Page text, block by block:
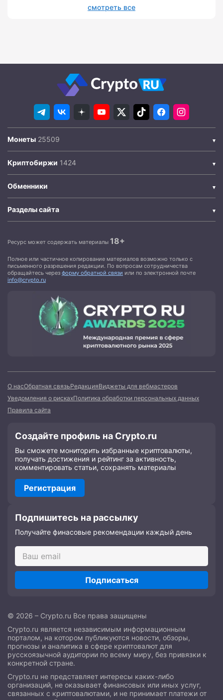
смотреть все
Монеты
Криптобиржи
Обменники
Разделы сайта
Ресурс может содержать материалы 18+
Полное или частичное копирование материалов возможно только с
письменного разрешения редакции. По вопросам сотрудничества
обращайтесь через форму обратной связи или по электронной почте
info@crypto.ru
О насОбратная связьРедакцияВиджеты для вебмастеров
Уведомления о рискахПолитика обработки персональных данных
Правила сайта
Создайте профиль на Crypto.ru
Вы сможете мониторить избранные криптовалюты,
получать достижения и рейтинг за активность,
комментировать статьи, сохранять материалы
Регистрация
Подпишитесь на рассылку
Получайте финасовые рекомендации каждый день
Подписаться
© 2026 – Crypto.ru Все права защищены
Crypto.ru является независимым информационным
порталом, на котором публикуются новости, обзоры,
прогнозы и аналитика в сфере криптовалют для
русскоязычной аудитории по всему миру, без привязки к
конкретной стране.
Crypto.ru не представляет интересы каких-либо
организаций, не оказывает финансовых или иных услуг,
связанных с криптовалютами, и не принимает платежи от